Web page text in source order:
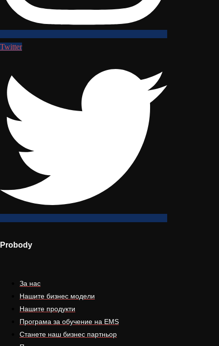
Twitter
Probody
За нас
Нашите бизнес модели
Нашите продукти
Програма за обучение на EMS
Станете наш бизнес партньор